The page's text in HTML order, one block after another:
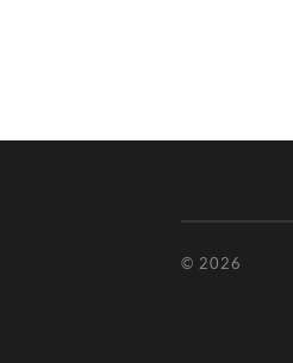
© 2026